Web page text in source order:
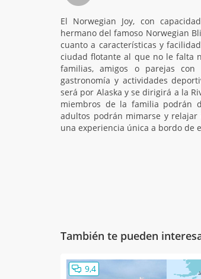
El Norwegian Joy, con
hermano del famoso Norwegian
cuanto a características y
ciudad flotante al que no le falta
familias, amigos o parejas
gastronomía y actividades
será por Alaska y se dirigirá a la
miembros de la familia podrán
adultos podrán mimarse y relajar
una experiencia única a bordo de
También te pueden
9,4